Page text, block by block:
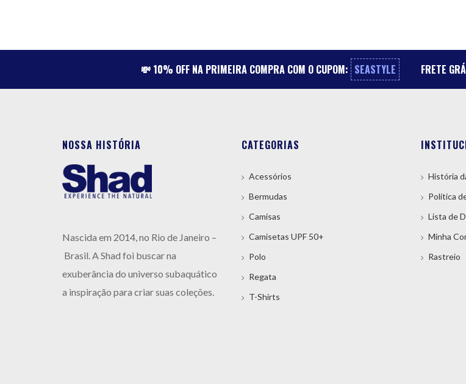
💸 10% OFF NA PRIMEIRA COMPRA COM O CUPOM: SEASTYLE FRETE
NOSSA HISTÓRIA
Nascida em 2014, no Rio de Janeiro –
Brasil. A Shad foi buscar na
exuberância do universo subaquático
a inspiração para criar suas coleções.
CATEGORIAS
Acessórios
Bermudas
Camisas
Camisetas UPF 50+
Polo
Regata
T-Shirts
História
Política
Lista de
Minha
Rastreio